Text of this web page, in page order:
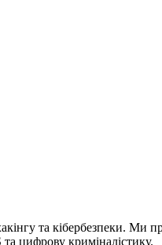
та кібербезпеки. Ми
та цифрову криміналістику.